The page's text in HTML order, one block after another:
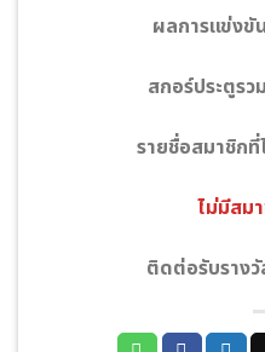
ผลการแข่งขั
สกอร์ประตูร
รายชื่อสมาชิกที่
ไม่มีสม
ติดต่อรับราง